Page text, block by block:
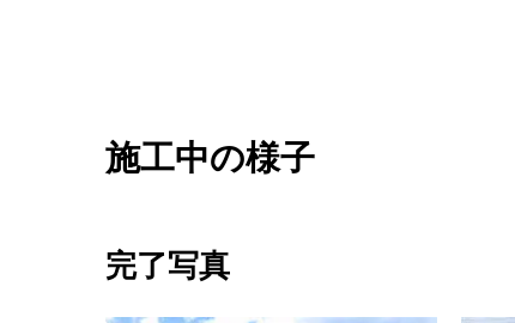
施工中の様子
完了写真